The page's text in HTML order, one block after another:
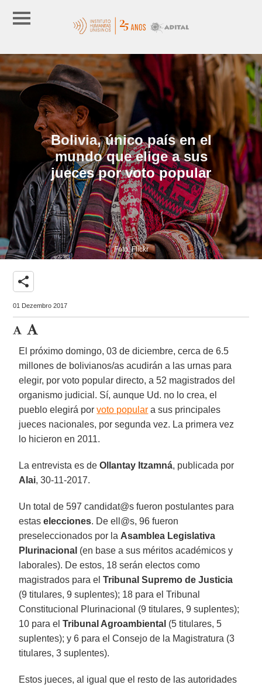
Bolivia, único país en el
mundo que elige a sus
jueces por voto popular
Foto: Flickr
share
01 Dezembro 2017
El próximo domingo, 03 de diciembre, cerca de 6.5
millones de bolivianos/as acudirán a las urnas para
elegir, por voto popular directo, a 52 magistrados del
organismo judicial. Sí, aunque Ud. no lo crea, el
pueblo elegirá porvoto popular a sus principales
jueces nacionales, por segunda vez. La primera vez
lo hicieron en 2011.
La entrevista es deOllantay Itzamná, publicada por
Alai, 30-11-2017.
Un total de 597 candidat@s fueron postulantes para
estaselecciones. De ell@s, 96 fueron
preseleccionados por la Asamblea Legislativa
Plurinacional (en base a sus méritos académicos y
laborales). De estos, 18 serán electos como
magistrados para elTribunal Supremo de Justicia
(9 titulares, 9 suplentes); 18 para el Tribunal
Constitucional Plurinacional (9 titulares, 9 suplentes);
10 para elTribunal Agroambiental (5 titulares, 5
suplentes); y 6 para el Consejo de la Magistratura (3
titulares, 3 suplentes).
Estos jueces, al igual que el resto de las autoridades